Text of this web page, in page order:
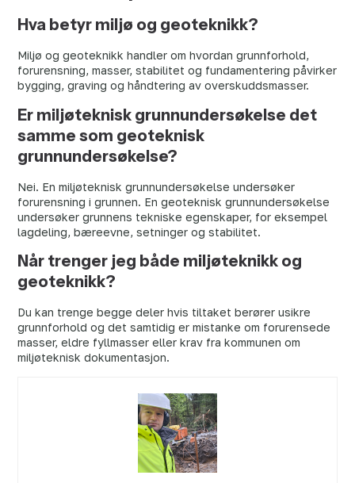
Hva betyr miljø og geoteknikk?
Miljø og geoteknikk handler om hvordan grunnforhold,
forurensning, masser, stabilitet og fundamentering påvirker
bygging, graving og håndtering av overskuddsmasser.
Er miljøteknisk grunnundersøkelse det
samme som geoteknisk
grunnundersøkelse?
Nei. En miljøteknisk grunnundersøkelse undersøker
forurensning i grunnen. En geoteknisk grunnundersøkelse
undersøker grunnens tekniske egenskaper, for eksempel
lagdeling, bæreevne, setninger og stabilitet.
Når trenger jeg både miljøteknikk og
geoteknikk?
Du kan trenge begge deler hvis tiltaket berører usikre
grunnforhold og det samtidig er mistanke om forurensede
masser, eldre fyllmasser eller krav fra kommunen om
miljøteknisk dokumentasjon.